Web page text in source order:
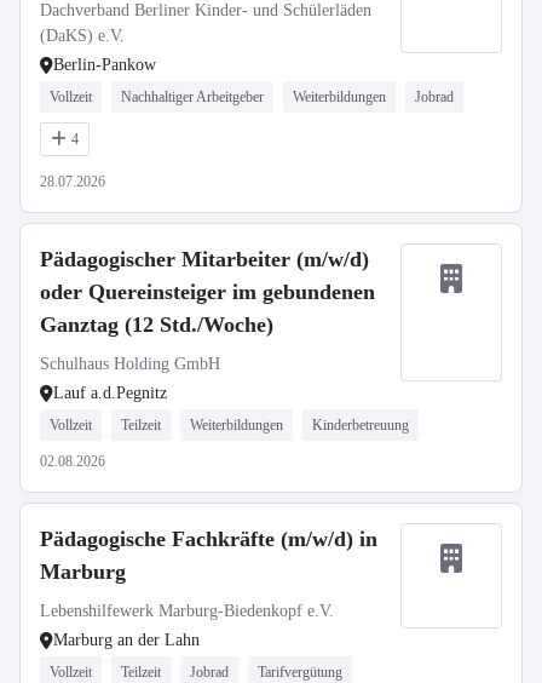
Dachverband Berliner Kinder- und Schülerläden
(DaKS) e.V.
Berlin-Pankow
Vollzeit Nachhaltiger Arbeitgeber Weiterbildungen Jobrad
4
28.07.2026
Pädagogischer Mitarbeiter (m/w/d)
oder Quereinsteiger im gebundenen
Ganztag (12 Std./Woche)
Schulhaus Holding GmbH
Lauf a.d.Pegnitz
Vollzeit Teilzeit Weiterbildungen Kinderbetreuung
02.08.2026
Pädagogische Fachkräfte (m/w/d) in
Marburg
Lebenshilfewerk Marburg-Biedenkopf e.V.
Marburg an der Lahn
Vollzeit Teilzeit Jobrad Tarifvergütung